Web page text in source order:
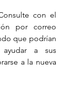
con el
por correo
que podrían
ayudar a sus
a la nueva